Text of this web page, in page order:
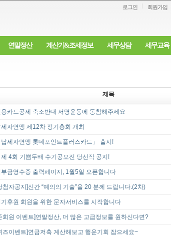
로그인 회원가입
연말정산 계산기&조세정보 세무상담 세무교육
제목
용카드공제 축소반대 서명운동에 동참해주세요
세자연맹 제12차 정기총회 개최
납세자연맹 롯데포인트플러스카드」 출시!
4회 기쁨두배 수기공모전 당선작 공지!
부금영수증 출력페이지, 1월5일 오픈합니다
첨자공지]신간 “예의의 기술”을 20 분께 드립니다.(2차)
기후원 회원을 위한 문자서비스를 시작합니다
회원 이벤트]연말정산, 더 많은 고급정보를 원하신다면?
즈이벤트]연금저축 계산해보고 행운기회 잡으세요~